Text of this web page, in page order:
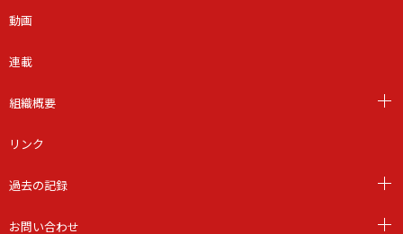
動画
連載
組織概要
リンク
過去の記録
お問い合わせ